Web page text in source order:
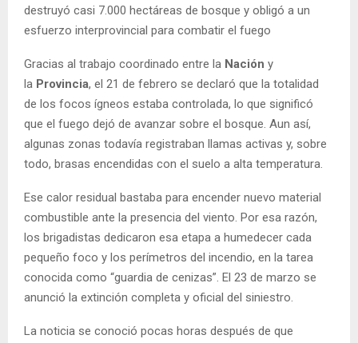
destruyó casi 7.000 hectáreas de bosque y obligó a un
esfuerzo interprovincial para combatir el fuego
Gracias al trabajo coordinado entre la Nación y
la Provincia, el 21 de febrero se declaró que la totalidad
de los focos ígneos estaba controlada, lo que significó
que el fuego dejó de avanzar sobre el bosque. Aun así,
algunas zonas todavía registraban llamas activas y, sobre
todo, brasas encendidas con el suelo a alta temperatura.
Ese calor residual bastaba para encender nuevo material
combustible ante la presencia del viento. Por esa razón,
los brigadistas dedicaron esa etapa a humedecer cada
pequeño foco y los perímetros del incendio, en la tarea
conocida como “guardia de cenizas”. El 23 de marzo se
anunció la extinción completa y oficial del siniestro.
La noticia se conoció pocas horas después de que